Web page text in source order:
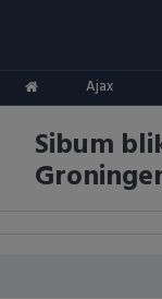
Ajax
ADO Den Haag
Ajax
Competities
Eredivisie
Keuken
Oranje
Sibum